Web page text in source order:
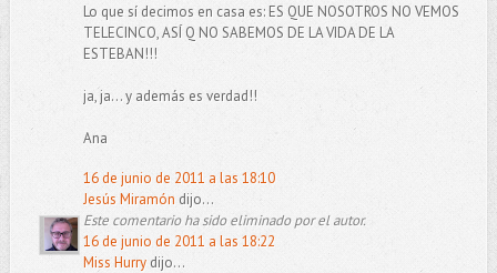
Lo que sí decimos en casa es: ES QUE NOSOTROS NO VEMOS
TELECINCO, ASÍ Q NO SABEMOS DE LA VIDA DE LA
ESTEBAN!!!
ja, ja... y además es verdad!!
Ana
16 de junio de 2011 a las 18:10
Jesús Miramón dijo...
Este comentario ha sido eliminado por el autor.
16 de junio de 2011 a las 18:22
Miss Hurrydijo...